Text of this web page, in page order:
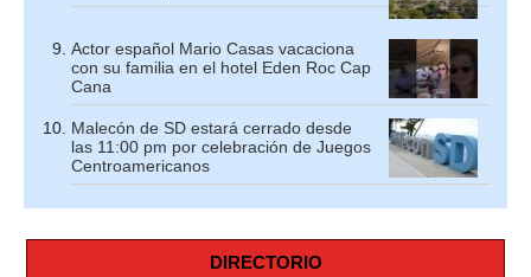
Actor español Mario Casas vacaciona
con su familia en el hotel Eden Roc Cap
Cana
Malecón de SD estará cerrado desde
las 11:00 pm por celebración de Juegos
Centroamericanos
DIRECTORIO